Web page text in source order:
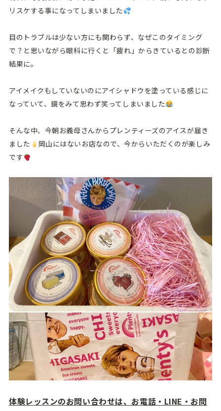
リスケする事になってしまいました
目のトラブルは少ない方にも関わらず、なぜこのタイミング
で？と思いながら眼科に行くと「疲れ」からきているとの診断
結果に。
アイメイクもしていないのにアイシャドウを塗っている感じに
なっていて、鏡をみて思わず笑ってしまいました
そんな中、今朝お義母さんからプレンティーズのアイスが届き
ました
岡山にはないお店なので、今からいただくのが楽しみ
です
体験レッスンのお問い合わせは、お電話・LINE・お問